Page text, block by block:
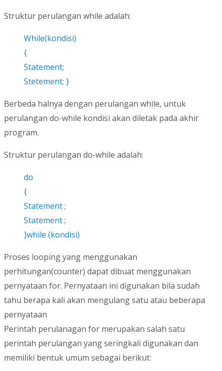
Struktur perulangan while adalah:
While(kondisi)
{
Statement;
Stetement; }
Berbeda halnya dengan perulangan while, untuk
perulangan do-while kondisi akan diletak pada akhir
program.
Struktur perulangan do-while adalah:
do
{
Statement ;
Statement ;
}while (kondisi)
Proses looping yang menggunakan
perhitungan(counter) dapat dibuat menggunakan
pernyataan for. Pernyataan ini digunakan bila sudah
tahu berapa kali akan mengulang satu atau beberapa
pernyataan
Perintah perulanagan for merupakan salah satu
perintah perulangan yang seringkali digunakan dan
memiliki bentuk umum sebagai berikut: